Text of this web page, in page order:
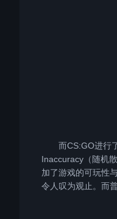
而CS:GO进行了
Inaccuracy（随机
加了游戏的可玩性
令人叹为观止。而